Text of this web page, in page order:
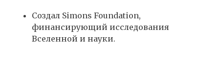
Создал Simons Foundation,
финансирующий исследования
Вселенной и науки.